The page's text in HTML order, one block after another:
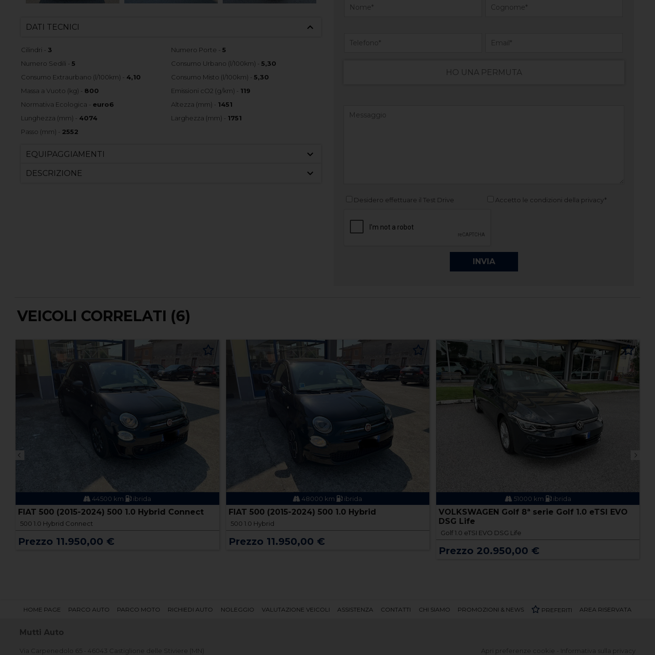
DATI TECNICI
Cilindri - 3 Numero Porte - 5
Numero Sedili - 5 Consumo Urbano (l/100km) - 5,30
Consumo Extraurbano (l/100km) - 4,10 Consumo Misto (l/100km) - 5,30
Massa a Vuoto (kg) - 800 Emissioni cO2 (g/km) - 119
Normativa Ecologica - euro6 Altezza (mm) - 1451
Lunghezza (mm) - 4074 Larghezza (mm) - 1751
Passo (mm) - 2552
EQUIPAGGIAMENTI
DESCRIZIONE
HO UNA PERMUTA
Desidero effettuare il Test Drive Accetto le condizioni della privacy*
VEICOLI CORRELATI (6)
44500 km ibrida
FIAT 500 (2015-2024) 500 1.0 Hybrid Connect
500 1.0 Hybrid Connect
Prezzo 11.950,00 €
48000 km ibrida
FIAT 500 (2015-2024) 500 1.0 Hybrid
500 1.0 Hybrid
Prezzo 11.950,00 €
51000 km ibrida
VOLKSWAGEN Golf 8ª serie Golf 1.0 eTSI EVO
DSG Life
Golf 1.0 eTSI EVO DSG Life
Prezzo 20.950,00 €
HOME PAGE PARCO AUTO PARCO MOTO RICHIEDI AUTO NOLEGGIO VALUTAZIONE VEICOLI ASSISTENZA CONTATTI CHI SIAMO PROMOZIONI & NEWS PREFERITI AREA RISERVATA
Mutti Auto
Via Carpenedolo 65 - 46043 Castiglione delle Stiviere (MN)
Apri preferenze cookie Informativa sulla privacy